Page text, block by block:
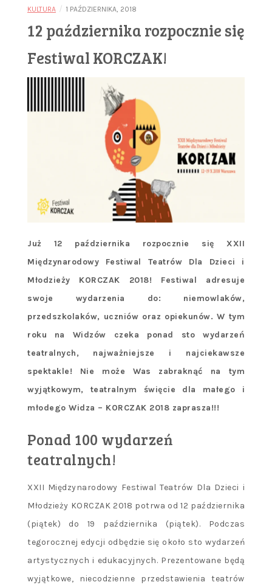
KULTURA / 1 PAŹDZIERNIKA, 2018
12 października rozpocznie się
Festiwal KORCZAK!
Już 12 października rozpocznie się XXII
Międzynarodowy Festiwal Teatrów Dla Dzieci i
Młodzieży KORCZAK 2018! Festiwal adresuje
swoje wydarzenia do: niemowlaków,
przedszkolaków, uczniów oraz opiekunów. W tym
roku na Widzów czeka ponad sto wydarzeń
teatralnych, najważniejsze i najciekawsze
spektakle! Nie może Was zabraknąć na tym
wyjątkowym, teatralnym święcie dla małego i
młodego Widza – KORCZAK 2018 zaprasza!!!
Ponad 100 wydarzeń
teatralnych!
XXII Międzynarodowy Festiwal Teatrów Dla Dzieci i
Młodzieży KORCZAK 2018 potrwa od 12 października
(piątek) do 19 października (piątek). Podczas
tegorocznej edycji odbędzie się około sto wydarzeń
artystycznych i edukacyjnych. Prezentowane będą
wyjątkowe, niecodzienne przedstawienia teatrów